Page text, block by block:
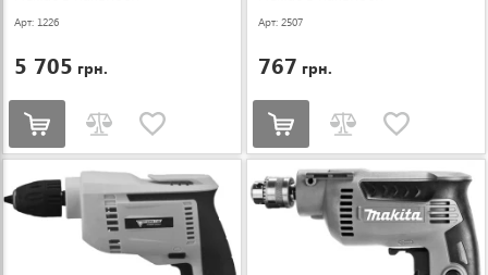
Арт: 1226
5 705 грн.
Арт: 2507
767 грн.